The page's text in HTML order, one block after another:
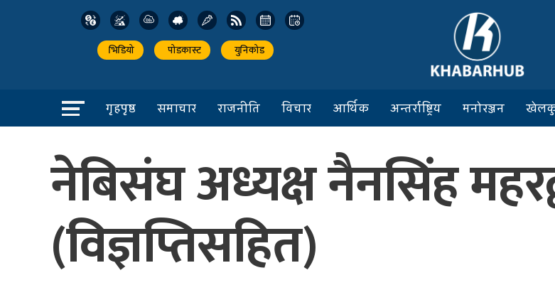
भिडियो पोडकास्ट युनिकोड
गृहपृष्ठ समाचार राजनीति विचार आर्थिक अन्तर्राष्ट्रिय मनोरञ्जन
नेबिसंघ अध्यक्ष नैनसिंह
(विज्ञप्तिसहित)